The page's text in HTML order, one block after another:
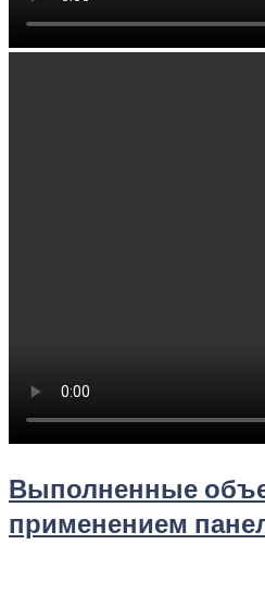
Выполненные
применением